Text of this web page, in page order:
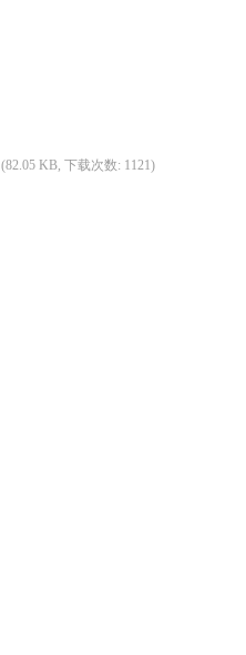
(82.05 KB, 下载次数: 1121)